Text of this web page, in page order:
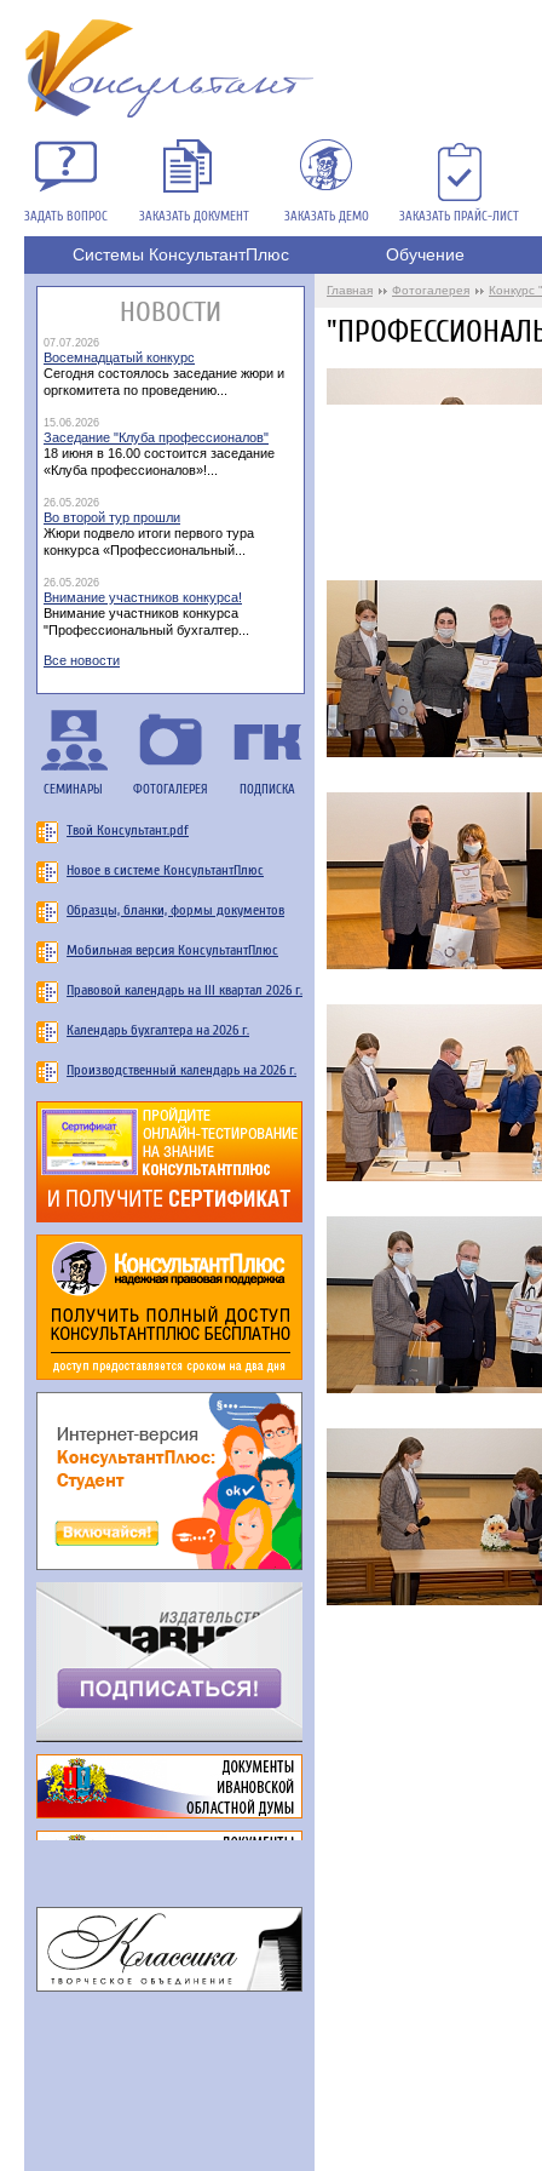
ЗАДАТЬ ВОПРОС ЗАКАЗАТЬ ДОКУМЕНТ ЗАКАЗАТЬ ДЕМО ЗАКАЗАТЬ ПРАЙС-ЛИСТ
Системы КонсультантПлюс Обучение
НОВОСТИ
07.07.2026
Восемнадцатый конкурс
Сегодня состоялось заседание жюри и
оргкомитета по проведению...
15.06.2026
Заседание "Клуба профессионалов"
18 июня в 16.00 состоится заседание
«Клуба профессионалов»!...
26.05.2026
Во второй тур прошли
Жюри подвело итоги первого тура
конкурса «Профессиональный...
26.05.2026
Внимание участников конкурса!
Внимание участников конкурса
"Профессиональный бухгалтер...
Все новости
СЕМИНАРЫ ФОТОГАЛЕРЕЯ ПОДПИСКА
Твой Консультант.pdf
Новое в системе КонсультантПлюс
Образцы, бланки, формы документов
Мобильная версия КонсультантПлюс
Правовой календарь на III квартал 2026 г.
Календарь бухгалтера на 2026 г.
Производственный календарь на 2026 г.
Главная Фотогалерея